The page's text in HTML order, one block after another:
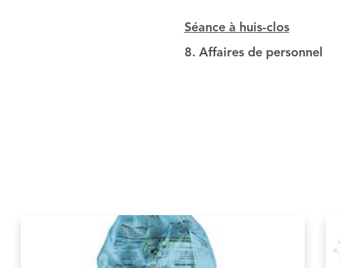
Séance à huis-clos
8. Affaires de personnel